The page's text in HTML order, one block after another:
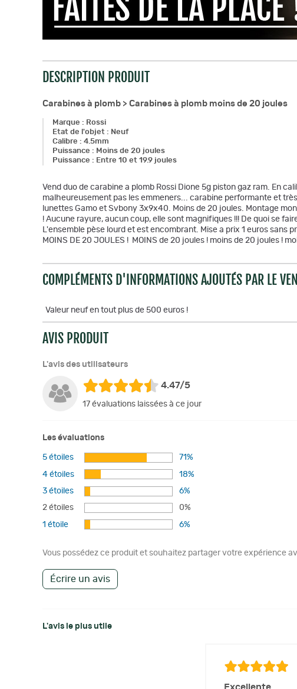
DESCRIPTION PRODUIT
Carabines à plomb > Carabines à plomb moins de 20 joules
Marque : Rossi
Etat de l'objet : Neuf
Calibre : 4.5mm
Puissance : Moins de 20 joules
Puissance : Entre 10 et 19.9 joules
Vend duo de carabine a plomb Rossi Dione 5g piston gaz ram. En
malheureusement pas les emmeners... carabine performante et
lunettes Gamo et Svbony 3x9x40. Moins de 20 joules. Montage
! Aucune rayure, aucun coup, elle sont magnifiques !!! De quoi se
L'ensemble pèse lourd et est encombrant. Mise a prix 1 euros sans
MOINS DE 20 JOULES ! MOINS de 20 joules ! moins de 20 joules !
COMPLÉMENTS D'INFORMATIONS AJOUTÉS PAR LE
Valeur neuf en tout plus de 500 euros !
AVIS PRODUIT
L'avis des utilisateurs
4.47/5
17 évaluations laissées à ce jour
Les évaluations
5 étoiles 71%
4 étoiles 18%
3 étoiles 6%
2 étoiles 0%
1 étoile 6%
Vous possédez ce produit et souhaitez partager votre expérience
Écrire un avis
L'avis le plus utile
Excellente